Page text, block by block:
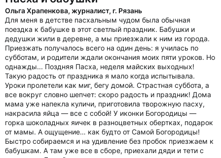
Ольга Храпенкова, журналист, г. Рязань
Для меня в детстве пасхальным чудом была обычная
поездка к бабушке в этот светлый праздник. Бабушки и
дедушки жили в деревне, а мы приезжали к ним из города.
Приезжать получалось всего на один день: я училась по
субботам, и родители ждали окончания моих пяти уроков. Но
однажды... Поздняя Пасха, неделя майских выходных!
Такую радость от праздника я мало когда испытывала.
Уроки пролетели как миг, бегу домой. Страстная суббота, а
все вокруг словно шепчет: скоро радость и праздник! Дома
мама уже напекла куличи, приготовила творожную пасху,
накрасила яйца — все с собой! У иконки Богородицы —
горка шоколадных яичек в разноцветных обертках, подарок
от мамы. А ощущение… как будто от Самой Богородицы!
Быстро собираемся и на удивление без пробок приезжаем к
бабушкам. А там уже все в сборе, приехали дяди и тети с